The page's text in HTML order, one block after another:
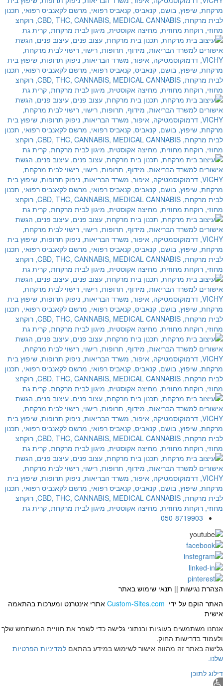
050-8719903
הצהרת נגישות || תנאי שימוש באתר
האתר הוקם על ידי Custom-Sites.com אתרי אינטרנט ומערכות בהתאמה
אישית
אנחנו משתמשים בעוגיות ובנתוני גלישה כדי לשפר את חוויית המשתמש שלך
ולעמוד בדרישות החוק.
גלישה באתר זה מהווה אישור לשימוש במידע בהתאם למדיניות הפרטיות
שלנו.
דילוג לתוכן